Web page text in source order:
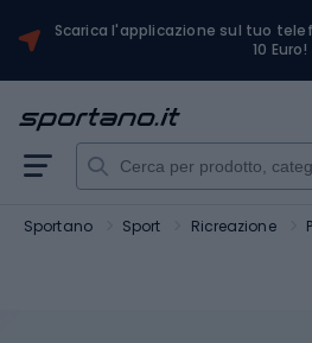
Scarica l'applicazione sul tuo
10 Euro!
Sportano Sport Ricreazione